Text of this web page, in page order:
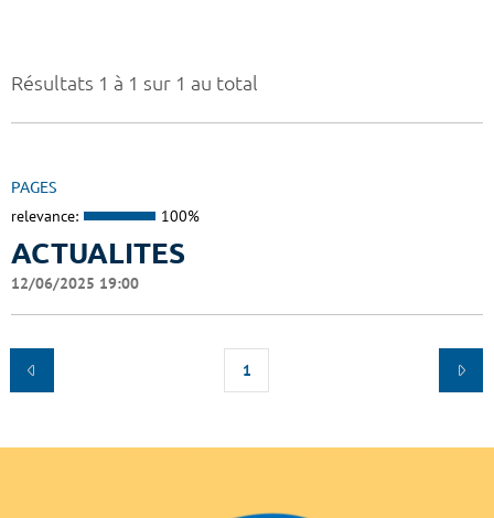
Résultats 1 à 1 sur 1 au total
PAGES
relevance: 100%
ACTUALITES
12/06/2025 19:00
1